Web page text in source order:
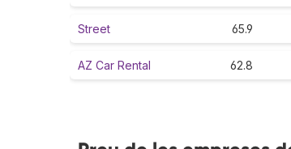
Street 65.9
AZ Car Rental 62.8